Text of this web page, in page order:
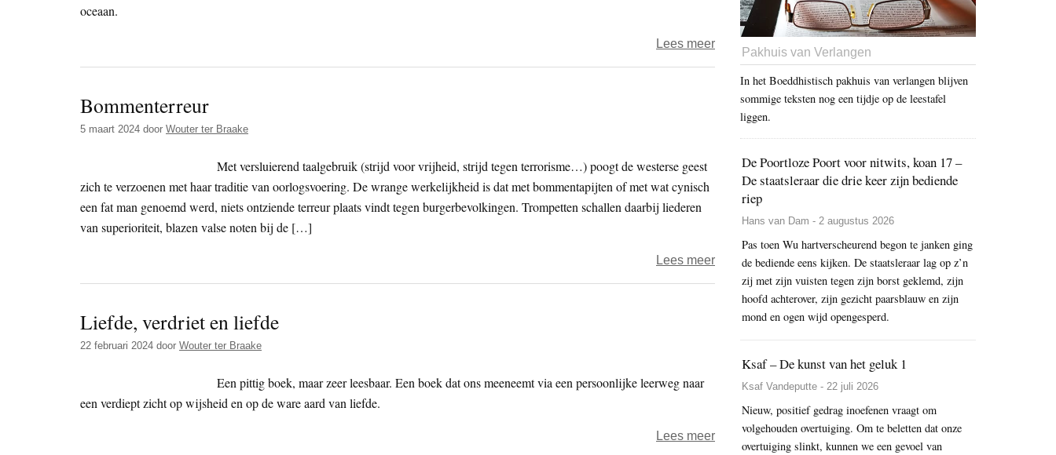
oceaan.
Lees meerover
oceaan
tijdelijkheid
oneindigheid
Bommenterreur
5 maart 2024 door Wouter ter Braake
Met versluierend taalgebruik (strijd voor vrijheid, strijd tegen terrorisme…) poogt de westerse geest
zich te verzoenen met haar traditie van oorlogsvoering. De wrange werkelijkheid is dat met bommentapijten of met wat cynisch
een fat man genoemd werd, niets ontziende terreur plaats vindt tegen burgerbevolkingen. Trompetten schallen daarbij liederen
van superioriteit, blazen valse noten bij de […]
Lees meerover
Bommenterreur
Liefde, verdriet en liefde
22 februari 2024 door Wouter ter Braake
Een pittig boek, maar zeer leesbaar. Een boek dat ons meeneemt via een persoonlijke leerweg naar
een verdiept zicht op wijsheid en op de ware aard van liefde.
Lees meerover
Pakhuis van Verlangen
In het Boeddhistisch pakhuis van verlangen blijven
sommige teksten nog een tijdje op de leestafel
liggen.
De Poortloze Poort voor nitwits, koan 17 –
De staatsleraar die drie keer zijn bediende
riep
Hans van Dam - 2 augustus 2026
Pas toen Wu hartverscheurend begon te janken ging
de bediende eens kijken. De staatsleraar lag op z’n
zij met zijn vuisten tegen zijn borst geklemd, zijn
hoofd achterover, zijn gezicht paarsblauw en zijn
mond en ogen wijd opengesperd.
Ksaf – De kunst van het geluk 1
Ksaf Vandeputte - 22 juli 2026
Nieuw, positief gedrag inoefenen vraagt om
volgehouden overtuiging. Om te beletten dat onze
overtuiging slinkt, kunnen we een gevoel van